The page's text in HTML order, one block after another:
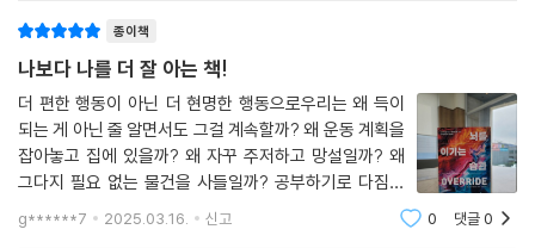
다.” _212쪽
뇌의 지배에서 자유로워지는 법
우리는 우리 자신이 뇌를 소유하고 통제하고 있다고 생각하지만, 실질적으
로는 뇌가 우리를 지배할 때가 더 많다. 우리가 의도하지 않아도 뇌는 우리
를 불안으로 몰아넣기도 하고, 두려움에 떨게도 하며, 자극적인 것을 찾게
만들기도 하고, 분노를 표출하게도 한다. 뇌는 최선의 이익을 염두에 두기
종이책
나보다 나를 더 잘 아는 책!
더 편한 행동이 아닌 더 현명한 행동으로우리는 왜 득이
되는 게 아닌 줄 알면서도 그걸 계속할까? 왜 운동 계획을
잡아놓고 집에 있을까? 왜 자꾸 주저하고 망설일까? 왜
그다지 필요 없는 물건을 사들일까? 공부하기로 다짐해
놓고 왜 sns를 보고 있을까?더 편하기 때문이다. 인간은
본능적으로 편안함과 안정감이라는 하나의 목표를 지향
g******7 2025.03.16. 신고 0 댓글0